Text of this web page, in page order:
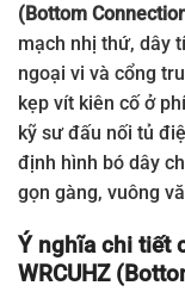
(Bottom
mạch nhị thứ, dây
ngoại vi và cổng
kẹp vít kiên cố ở
kỹ sư đấu nối tủ
định hình bó dây
gọn gàng, vuông
Ý nghĩa chi tiết
WRCUHZ